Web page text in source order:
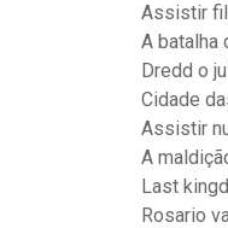
Assistir
A batalha
Dredd o
Cidade
Assistir
A
Last
Rosario